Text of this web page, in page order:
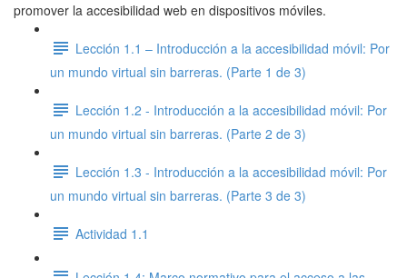
promover la accesibilidad web en dispositivos móviles.
Lección 1.1 – Introducción a la accesibilidad móvil: Por
un mundo virtual sin barreras. (Parte 1 de 3)
Lección 1.2 - Introducción a la accesibilidad móvil: Por
un mundo virtual sin barreras. (Parte 2 de 3)
Lección 1.3 - Introducción a la accesibilidad móvil: Por
un mundo virtual sin barreras. (Parte 3 de 3)
Actividad 1.1